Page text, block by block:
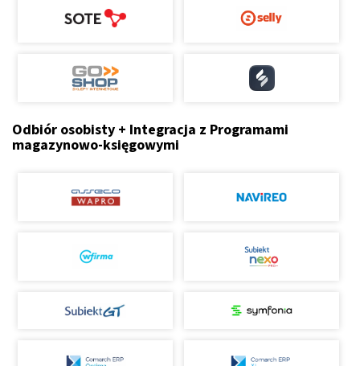
Odbiór osobisty + Integracja z Programami
magazynowo-księgowymi